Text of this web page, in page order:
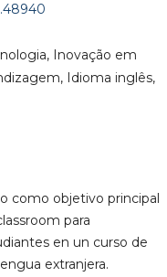
Inovação em
Idioma inglês,
como objetivo principal
para
en un curso de
extranjera.